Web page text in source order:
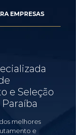
EMPRESAS
e Seleção
melhores
e